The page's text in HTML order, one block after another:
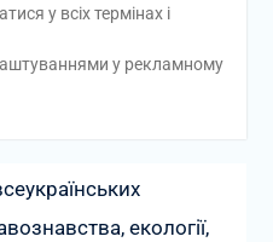
у всіх термінах і
у рекламному
екології,